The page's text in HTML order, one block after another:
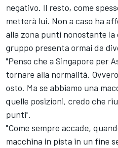
negativo. Il resto, come
metterà lui. Non a caso ha
alla zona punti nonostante
gruppo presenta ormai da
"Penso che a Singapore per
tornare alla normalità.
osto. Ma se abbiamo una
quelle posizioni, credo che
punti".
"Come sempre accade,
macchina in pista in un fine